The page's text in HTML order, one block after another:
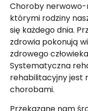
Choroby nerwowo-
którymi rodziny
się każdego dnia.
zdrowia pokonują
zdrowego
Systematyczna
rehabilitacyjny jest
chorobami.
Przekazane nam